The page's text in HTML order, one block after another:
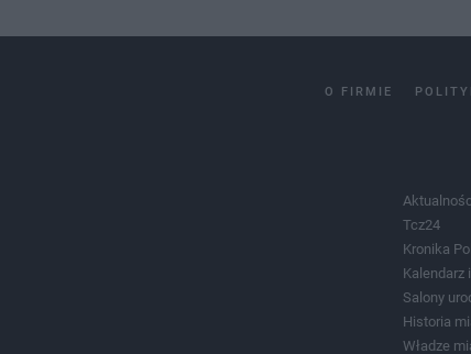
O FIRMIE
Tcz24
Kronika
Kalendarz
Salony
Historia
Władze